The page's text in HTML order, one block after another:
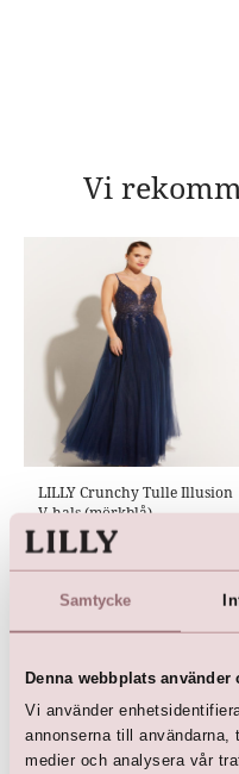
Samtycke
Denna webbplats använder
Vi använder
annonserna till
medier och analysera vår
Vi
LILLY Crunchy Tulle Illusion
V-hals (mörkblå)
kr 2 500,00